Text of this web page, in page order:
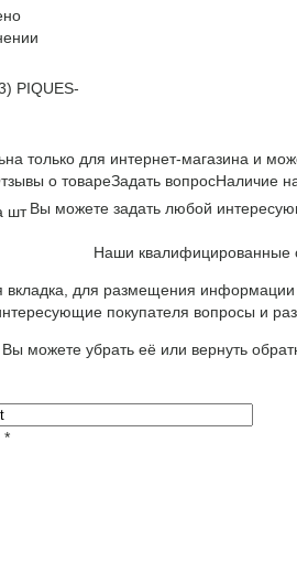
PIQUES-
только для интернет-магазина и
о товареЗадать вопросНаличие
шт Вы можете задать любой
Наши квалифицированные
вкладка, для размещения информации
покупателя вопросы и
Вы можете убрать её или вернуть
*